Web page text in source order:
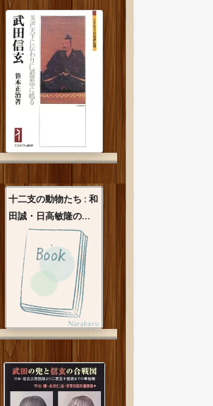
十二支の動物たち : 和
田誠・日高敏隆の...